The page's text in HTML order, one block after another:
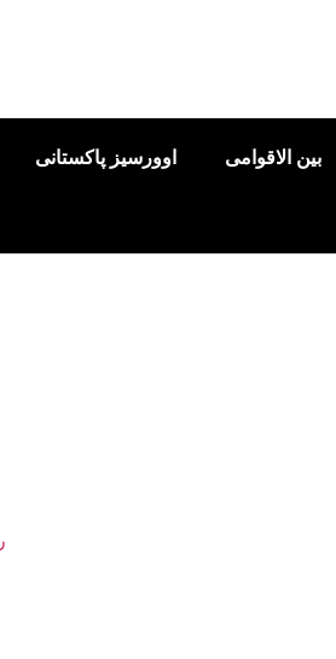
اوورسیز پاکستانی بین الاقوامی